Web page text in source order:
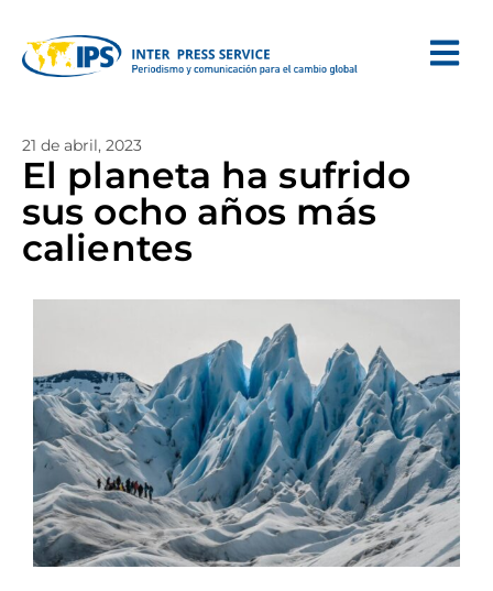
21 de abril, 2023
El planeta ha sufrido
sus ocho años más
calientes